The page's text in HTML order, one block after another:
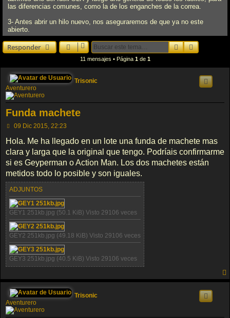
las diferencias comunes, como la de los enganches de la correa.
3- Antes abrir un hilo nuevo, nos aseguraremos de que ya no este
abierto.
Responder BuscarBúsqueda
11 mensajes • Página 1de 1
Trisonic
Aventurero
Funda machete
M
n
a
09 Dic 2015, 22:23
Hola. Me ha llegado en un lote una funda de machete mas
clara y larga que la original que tengo. Podríais confirmarme
si es Geyperman o Action Man. Los dos machetes están
metidos todo lo posible y son iguales.
ADJUNTOS
GEY1 251kb.jpg (50.1 KiB) Visto 29106 veces
GEY2 251kb.jpg (49.18 KiB) Visto 29106 veces
GEY3 251kb.jpg (40.5 KiB) Visto 29106 veces
Trisonic
Aventurero